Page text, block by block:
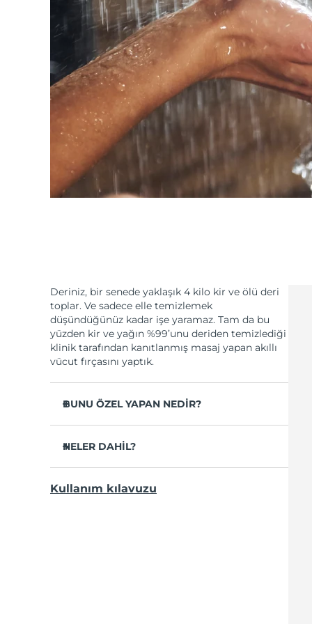
Deriniz, bir senede yaklaşık 4 kilo kir ve ölü deri
toplar. Ve sadece elle temizlemek
düşündüğünüz kadar işe yaramaz. Tam da bu
yüzden kir ve yağın %99’unu deriden temizlediği
klinik tarafından kanıtlanmış masaj yapan akıllı
vücut fırçasını yaptık.
BUNU ÖZEL YAPAN NEDİR?
Vücuttaki sivilceleri azaltmak için
derinlemesine temizler.
Selülit görünümünü iyileştirir.
NELER DAHİL?
USB Şarj Kablosu
Kullanım kılavuzu